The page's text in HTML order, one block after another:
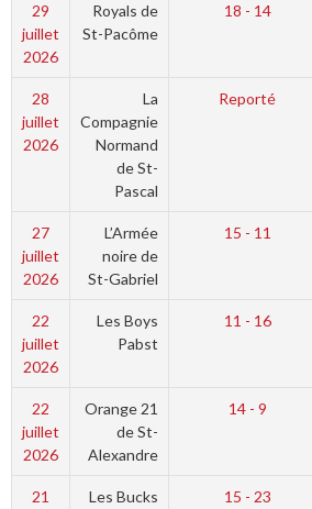
29
juillet
2026
Royals de
St-Pacôme
18 - 14
28
juillet
2026
La
Compagnie
Normand
de St-
Pascal
Reporté
27
juillet
2026
L’Armée
noire de
St-Gabriel
15 - 11
22
juillet
2026
Les Boys
Pabst
11 - 16
22
juillet
2026
Orange 21
de St-
Alexandre
14 - 9
21
Les Bucks
15 - 23